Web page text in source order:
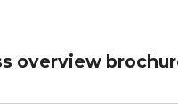
overview